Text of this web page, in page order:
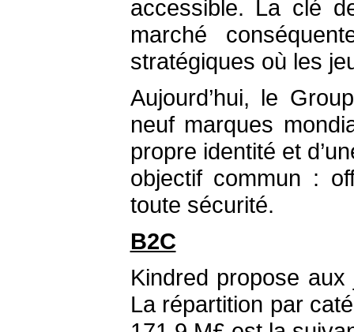
accessible. La clé
marché
stratégiques où les
Aujourd’hui, le
neuf marques
propre identité et
objectif commun :
toute sécurité.
B2C
Kindred propose
La répartition par